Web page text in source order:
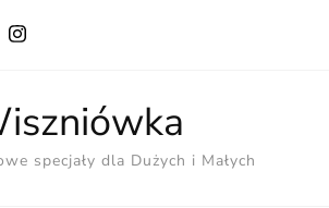
specjały dla Dużych i Małych